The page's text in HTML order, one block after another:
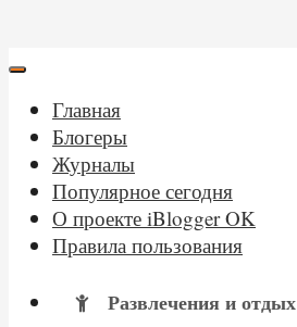
Главная
Блогеры
Журналы
Популярное сегодня
О проекте iBlogger OK
Правила пользования
Развлечения и отдых